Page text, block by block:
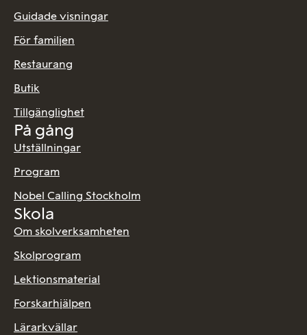
Guidade visningar
För familjen
Restaurang
Butik
Tillgänglighet
På gång
Utställningar
Program
Nobel Calling Stockholm
Skola
Om skolverksamheten
Skolprogram
Lektionsmaterial
Forskarhjälpen
Lärarkvällar